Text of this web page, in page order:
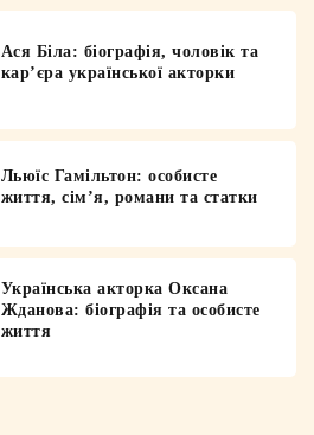
Ася Біла: біографія, чоловік та
кар’єра української акторки
Льюїс Гамільтон: особисте
життя, сім’я, романи та статки
Українська акторка Оксана
Жданова: біографія та особисте
життя